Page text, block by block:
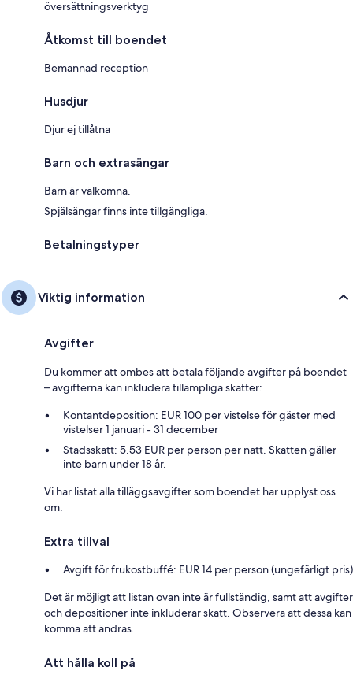
översättningsverktyg
Åtkomst till boendet
Bemannad reception
Husdjur
Djur ej tillåtna
Barn och extrasängar
Barn är välkomna.
Spjälsängar finns inte tillgängliga.
Betalningstyper
Viktig information
Avgifter
Du kommer att ombes att betala följande avgifter på boendet
– avgifterna kan inkludera tillämpliga skatter:
Kontantdeposition: EUR 100 per vistelse för gäster med
vistelser 1 januari - 31 december
Stadsskatt: 5.53 EUR per person per natt. Skatten gäller
inte barn under 18 år.
Vi har listat alla tilläggsavgifter som boendet har upplyst oss
om.
Extra tillval
Avgift för frukostbuffé: EUR 14 per person (ungefärligt pris)
Det är möjligt att listan ovan inte är fullständig, samt att avgifter
och depositioner inte inkluderar skatt. Observera att dessa kan
komma att ändras.
Att hålla koll på